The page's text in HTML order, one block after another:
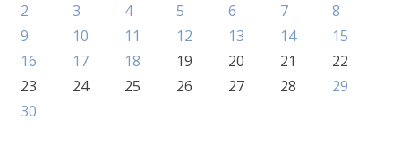
2
3 4 5 6 7
8
9
10 11 12 13 14
15
16
17 18 19 20 21
22
23
24 25 26 27 28
29
30